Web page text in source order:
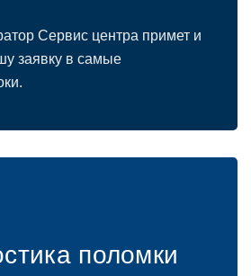
Сервис центра примет и
заявку в самые
поломки